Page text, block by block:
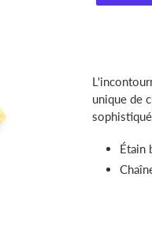
d'un
produit
votre
panier
unique de
Étain